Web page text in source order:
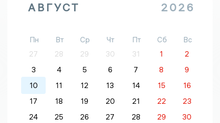
АВГУСТ 2026
Пн Вт Ср Чт Пт Сб
Вс
27
28 29 30 31 1
2
3
4 5 6 7 8
9
10
11 12 13 14 15
16
17
18 19 20 21 22
23
24
25 26 27 28 29
30